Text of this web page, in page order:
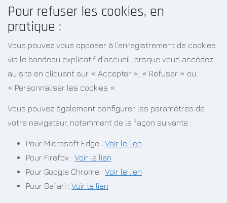
Pour refuser les cookies, en
pratique :
Vous pouvez vous opposer à l’enregistrement de cookies
via le bandeau explicatif d’accueil lorsque vous accédez
au site en cliquant sur « Accepter », « Refuser » ou
« Personnaliser les cookies ».
Vous pouvez également configurer les paramètres de
votre navigateur, notamment de la façon suivante :
Pour Microsoft Edge : Voir le lien
Pour Firefox : Voir le lien
Pour Google Chrome : Voir le lien
Pour Safari : Voir le lien